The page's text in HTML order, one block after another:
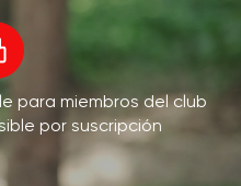
para miembros del club
por suscripción